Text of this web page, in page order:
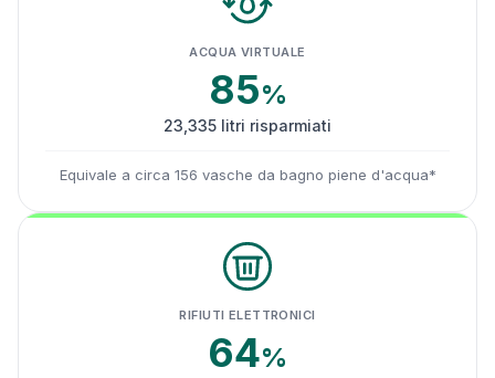
ACQUA VIRTUALE
85%
23,335 litri risparmiati
Equivale a circa 156 vasche da bagno piene d'acqua*
RIFIUTI ELETTRONICI
64%